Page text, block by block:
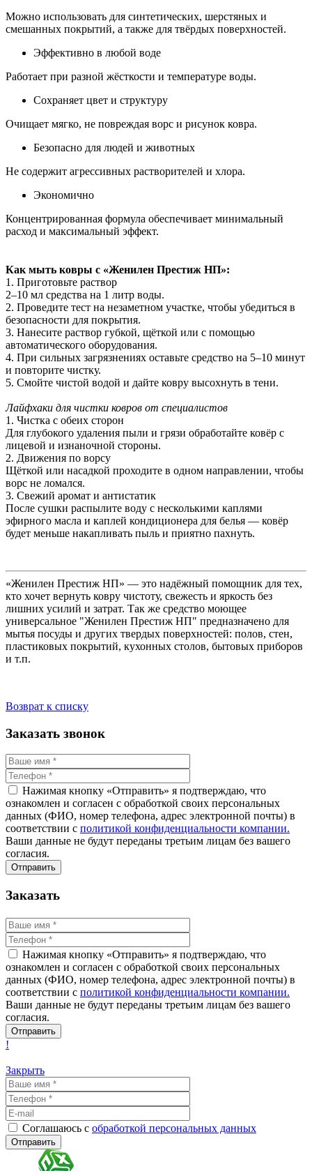
Можно использовать для синтетических, шерстяных и
смешанных покрытий, а также для твёрдых поверхностей.
Эффективно в любой воде
Работает при разной жёсткости и температуре воды.
Сохраняет цвет и структуру
Очищает мягко, не повреждая ворс и рисунок ковра.
Безопасно для людей и животных
Не содержит агрессивных растворителей и хлора.
Экономично
Концентрированная формула обеспечивает минимальный
расход и максимальный эффект.
Как мыть ковры с «Женилен Престиж НП»:
1. Приготовьте раствор
2–10 мл средства на 1 литр воды.
2. Проведите тест на незаметном участке, чтобы убедиться в
безопасности для покрытия.
3. Нанесите раствор губкой, щёткой или с помощью
автоматического оборудования.
4. При сильных загрязнениях оставьте средство на 5–10 минут
и повторите чистку.
5. Смойте чистой водой и дайте ковру высохнуть в тени.
Лайфхаки для чистки ковров от специалистов
1. Чистка с обеих сторон
Для глубокого удаления пыли и грязи обработайте ковёр с
лицевой и изнаночной стороны.
2. Движения по ворсу
Щёткой или насадкой проходите в одном направлении, чтобы
ворс не ломался.
3. Свежий аромат и антистатик
После сушки распылите воду с несколькими каплями
эфирного масла и каплей кондиционера для белья — ковёр
будет меньше накапливать пыль и приятно пахнуть.
«Женилен Престиж НП» — это надёжный помощник для тех,
кто хочет вернуть ковру чистоту, свежесть и яркость без
лишних усилий и затрат. Так же средство моющее
универсальное "Женилен Престиж НП" предназначено для
мытья посуды и других твердых поверхностей: полов, стен,
пластиковых покрытий, кухонных столов, бытовых приборов
и т.п.
Возврат к списку
Заказать звонок
Нажимая кнопку «Отправить» я подтверждаю, что
ознакомлен и согласен с обработкой своих персональных
данных (ФИО, номер телефона, адрес электронной почты) в
соответствии с политикой конфиденциальности компании.
Ваши данные не будут переданы третьим лицам без вашего
согласия.
Заказать
Нажимая кнопку «Отправить» я подтверждаю, что
ознакомлен и согласен с обработкой своих персональных
данных (ФИО, номер телефона, адрес электронной почты) в
соответствии с политикой конфиденциальности компании.
Ваши данные не будут переданы третьим лицам без вашего
согласия.
!
Закрыть
Соглашаюсь с обработкой персональных данных